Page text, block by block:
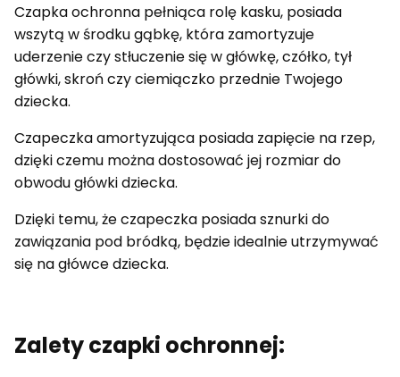
Czapka ochronna pełniąca rolę kasku, posiada
wszytą w środku gąbkę, która zamortyzuje
uderzenie czy stłuczenie się w główkę, czółko, tył
główki, skroń czy ciemiączko przednie Twojego
dziecka.
Czapeczka amortyzująca posiada zapięcie na rzep,
dzięki czemu można dostosować jej rozmiar do
obwodu główki dziecka.
Dzięki temu, że czapeczka posiada sznurki do
zawiązania pod bródką, będzie idealnie utrzymywać
się na główce dziecka.
Zalety czapki ochronnej: